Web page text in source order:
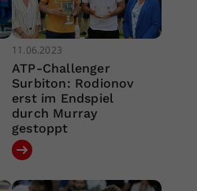
11.06.2023
ATP-Challenger
Surbiton: Rodionov
erst im Endspiel
durch Murray
gestoppt